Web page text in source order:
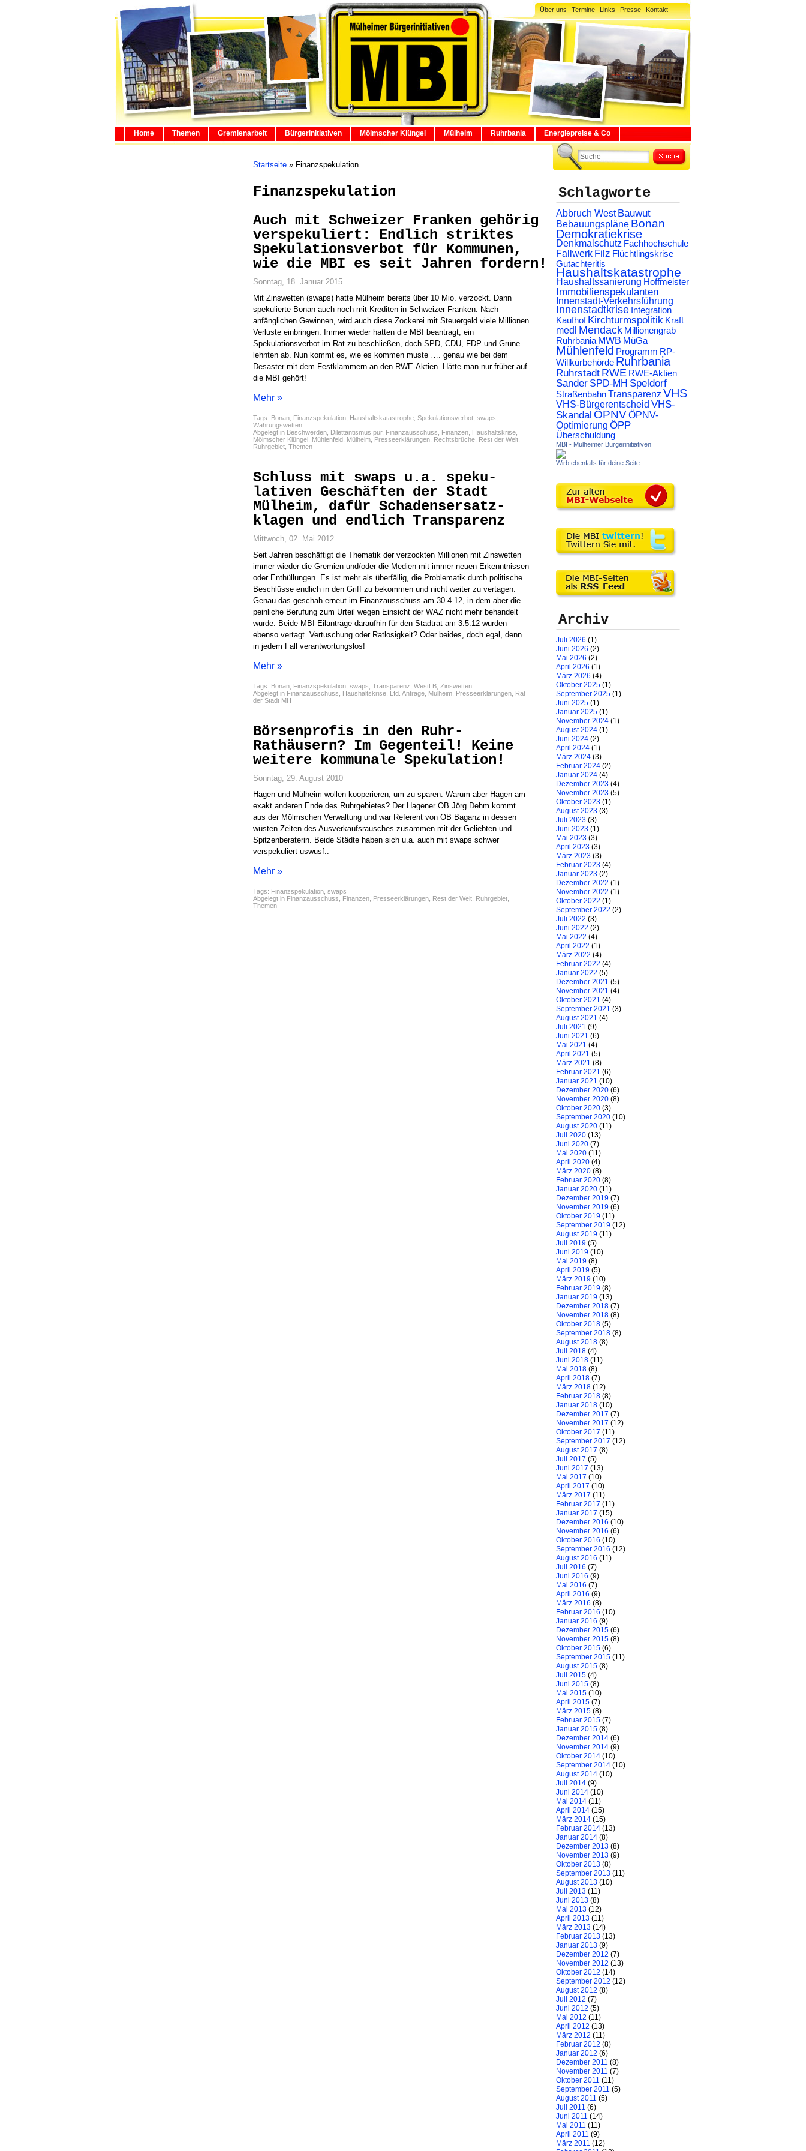
Über uns Termine Links Presse Kontakt
Home Themen Gremienarbeit Bürgerinitiativen Mölmscher Klüngel Mülheim Ruhrbania Energiepreise & Co
Startseite » Finanzspekulation
Finanzspekulation
Auch mit Schweizer Franken gehörig
verspekuliert: Endlich striktes
Spekulationsverbot für Kommunen,
wie die MBI es seit Jahren fordern!
Sonntag, 18. Januar 2015
Mit Zinswetten (swaps) hatte Mülheim bereits über 10 Mio. verzockt. Dann
spekulierte Bonan auch noch mit Krediten in Schweizer Franken. Nach
anfänglichen Gewinnen, wird auch diese Zockerei mit Steuergeld viele Millionen
Verluste einbringen. Immer wieder hatten die MBI beantragt, ein
Spekulationsverbot im Rat zu beschließen, doch SPD, CDU, FDP und Grüne
lehnten ab. Nun kommt es, wie es kommen muste …. genau wie bei dem
Desaster mit dem Festklammern an den RWE-Aktien. Hätte man nur früher auf
die MBI gehört!
Mehr »
Tags: Bonan Finanzspekulation Haushaltskatastrophe Spekulationsverbot swaps
Währungswetten
Abgelegt in Beschwerden Dilettantismus pur, Finanzausschuss Finanzen Haushaltskrise
Mölmscher Klüngel Mühlenfeld Mülheim Presseerklärungen Rechtsbrüche Rest der Welt
Ruhrgebiet Themen
Schluss mit swaps u.a. speku-
lativen Geschäften der Stadt
Mülheim, dafür Schadensersatz-
klagen und endlich Transparenz
Mittwoch, 02. Mai 2012
Seit Jahren beschäftigt die Thematik der verzockten Millionen mit Zinswetten
immer wieder die Gremien und/oder die Medien mit immer neuen Erkenntnissen
oder Enthüllungen. Es ist mehr als überfällig, die Problematik durch politische
Beschlüsse endlich in den Griff zu bekommen und nicht weiter zu vertagen.
Genau das geschah erneut im Finanzausschuss am 30.4.12, in dem aber die
peinliche Berufung zum Urteil wegen Einsicht der WAZ nicht mehr behandelt
wurde. Beide MBI-Eilanträge daraufhin für den Stadtrat am 3.5.12 wurden
ebenso vertagt. Vertuschung oder Ratlosigkeit? Oder beides, doch egal, denn
in jedem Fall verantwortungslos!
Mehr »
Tags: Bonan Finanzspekulation swaps Transparenz WestLB Zinswetten
Abgelegt in Finanzausschuss Haushaltskrise Lfd. Anträge Mülheim Presseerklärungen Rat
der Stadt MH
Börsenprofis in den Ruhr-
Rathäusern? Im Gegenteil! Keine
weitere kommunale Spekulation!
Sonntag, 29. August 2010
Hagen und Mülheim wollen kooperieren, um zu sparen. Warum aber Hagen am
exakt anderen Ende des Ruhrgebietes? Der Hagener OB Jörg Dehm kommt
aus der Mölmschen Verwaltung und war Referent von OB Baganz in dessen
wüsten Zeiten des Ausverkaufsrausches zusammen mit der Geliebten und
Spitzenberaterin. Beide Städte haben sich u.a. auch mit swaps schwer
verspekuliert uswusf..
Mehr »
Tags: Finanzspekulation swaps
Abgelegt in Finanzausschuss Finanzen Presseerklärungen Rest der Welt Ruhrgebiet
Themen
Schlagworte
Abbruch West Bauwut
Bebauungspläne Bonan
Demokratiekrise
Denkmalschutz Fachhochschule
Fallwerk Filz Flüchtlingskrise
Gutachteritis
Haushaltskatastrophe
Haushaltssanierung Hoffmeister
Immobilienspekulanten
Innenstadt-Verkehrsführung
Innenstadtkrise Integration
Kaufhof Kirchturmspolitik Kraft
medl Mendack Millionengrab
Ruhrbania MWB MüGa
Mühlenfeld Programm RP-
Willkürbehörde Ruhrbania
Ruhrstadt RWE RWE-Aktien
Sander SPD-MH Speldorf
StraßenbahnTransparenz VHS
VHS-Bürgerentscheid VHS-
Skandal ÖPNVÖPNV-
Optimierung ÖPP
Überschuldung
MBI - Mülheimer Bürgerinitiativen
Wirb ebenfalls für deine Seite
Archiv
Juli 2026 (1)
Juni 2026 (2)
Mai 2026 (2)
April 2026 (1)
März 2026 (4)
Oktober 2025 (1)
September 2025 (1)
Juni 2025 (1)
Januar 2025 (1)
November 2024 (1)
August 2024 (1)
Juni 2024 (2)
April 2024 (1)
März 2024 (3)
Februar 2024 (2)
Januar 2024 (4)
Dezember 2023 (4)
November 2023 (5)
Oktober 2023 (1)
August 2023 (3)
Juli 2023 (3)
Juni 2023 (1)
Mai 2023 (3)
April 2023 (3)
März 2023 (3)
Februar 2023 (4)
Januar 2023 (2)
Dezember 2022 (1)
November 2022 (1)
Oktober 2022 (1)
September 2022 (2)
Juli 2022 (3)
Juni 2022 (2)
Mai 2022 (4)
April 2022 (1)
März 2022 (4)
Februar 2022 (4)
Januar 2022 (5)
Dezember 2021 (5)
November 2021 (4)
Oktober 2021 (4)
September 2021 (3)
August 2021 (4)
Juli 2021 (9)
Juni 2021 (6)
Mai 2021 (4)
April 2021 (5)
März 2021 (8)
Februar 2021 (6)
Januar 2021 (10)
Dezember 2020 (6)
November 2020 (8)
Oktober 2020 (3)
September 2020 (10)
August 2020 (11)
Juli 2020 (13)
Juni 2020 (7)
Mai 2020 (11)
April 2020 (4)
März 2020 (8)
Februar 2020 (8)
Januar 2020 (11)
Dezember 2019 (7)
November 2019 (6)
Oktober 2019 (11)
September 2019 (12)
August 2019 (11)
Juli 2019 (5)
Juni 2019 (10)
Mai 2019 (8)
April 2019 (5)
März 2019 (10)
Februar 2019 (8)
Januar 2019 (13)
Dezember 2018 (7)
November 2018 (8)
Oktober 2018 (5)
September 2018 (8)
August 2018 (8)
Juli 2018 (4)
Juni 2018 (11)
Mai 2018 (8)
April 2018 (7)
März 2018 (12)
Februar 2018 (8)
Januar 2018 (10)
Dezember 2017 (7)
November 2017 (12)
Oktober 2017 (11)
September 2017 (12)
August 2017 (8)
Juli 2017 (5)
Juni 2017 (13)
Mai 2017 (10)
April 2017 (10)
März 2017 (11)
Februar 2017 (11)
Januar 2017 (15)
Dezember 2016 (10)
November 2016 (6)
Oktober 2016 (10)
September 2016 (12)
August 2016 (11)
Juli 2016 (7)
Juni 2016 (9)
Mai 2016 (7)
April 2016 (9)
März 2016 (8)
Februar 2016 (10)
Januar 2016 (9)
Dezember 2015 (6)
November 2015 (8)
Oktober 2015 (6)
September 2015 (11)
August 2015 (8)
Juli 2015 (4)
Juni 2015 (8)
Mai 2015 (10)
April 2015 (7)
März 2015 (8)
Februar 2015 (7)
Januar 2015 (8)
Dezember 2014 (6)
November 2014 (9)
Oktober 2014 (10)
September 2014 (10)
August 2014 (10)
Juli 2014 (9)
Juni 2014 (10)
Mai 2014 (11)
April 2014 (15)
März 2014 (15)
Februar 2014 (13)
Januar 2014 (8)
Dezember 2013 (8)
November 2013 (9)
Oktober 2013 (8)
September 2013 (11)
August 2013 (10)
Juli 2013 (11)
Juni 2013 (8)
Mai 2013 (12)
April 2013 (11)
März 2013 (14)
Februar 2013 (13)
Januar 2013 (9)
Dezember 2012 (7)
November 2012 (13)
Oktober 2012 (14)
September 2012 (12)
August 2012 (8)
Juli 2012 (7)
Juni 2012 (5)
Mai 2012 (11)
April 2012 (13)
März 2012 (11)
Februar 2012 (8)
Januar 2012 (6)
Dezember 2011 (8)
November 2011 (7)
Oktober 2011 (11)
September 2011 (5)
August 2011 (5)
Juli 2011 (6)
Juni 2011 (14)
Mai 2011 (11)
April 2011 (9)
März 2011 (12)